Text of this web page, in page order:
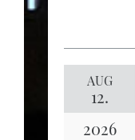
AUG
12.
2026